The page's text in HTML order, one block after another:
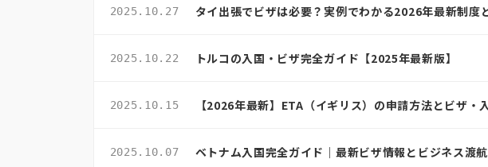
2025.10.27 タイ出張でビザは必要？実例でわかる2026年最新制度
2025.10.22 トルコの入国・ビザ完全ガイド【2025年最新版】
2025.10.15 【2026年最新】ETA（イギリス）の申請方法とビザ・
2025.10.07 ベトナム入国完全ガイド｜最新ビザ情報とビジネス渡